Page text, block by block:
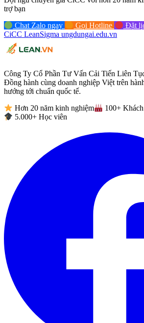
trợ bạn
Chat Zalo ngay Gọi Hotline
Đặt
CiCC LeanSigma ungdungai.edu.vn
Công Ty Cổ Phần Tư Vấn Cải Tiến Liên
Đồng hành cùng doanh nghiệp Việt trên
hướng tới chuẩn quốc tế.
Hơn 20 năm kinh nghiệm
100+
5.000+ Học viên